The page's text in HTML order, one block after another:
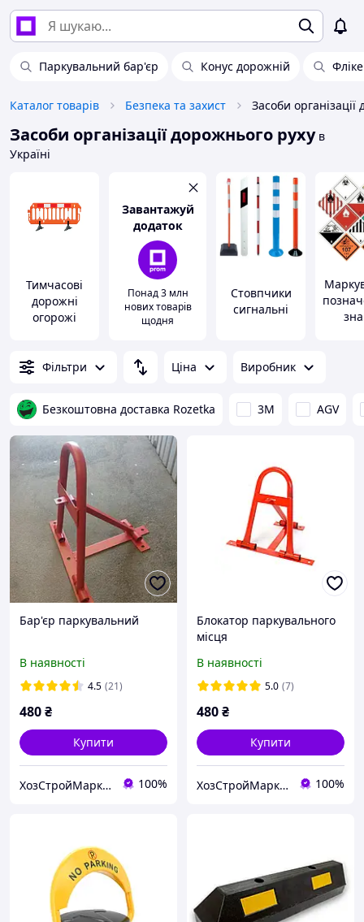
Паркувальний бар'єр Конус дорожній
Каталог товарів Безпека та захист Засоби
Засоби організації дорожнього руху в
Україні
Тимчасові
дорожні
огорожі
Завантажуй
додаток
Понад 3 млн
нових товарів
щодня
Стовпчики
сигнальні
Фільтри Ціна Виробник
Безкоштовна доставка Rozetka 3М AGV
Бар'єр паркувальний
В наявності
4.5 (21)
480₴
Купити
ХозСтройМаркет 100%
Блокатор паркувального
місця
В наявності
5.0 (7)
480₴
Купити
ХозСтройМаркет 100%